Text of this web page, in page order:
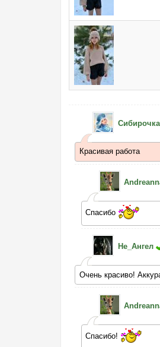
Сибирочка
Красивая работа
Спасибо
Не_Ангел
Очень красиво!
Спасибо!